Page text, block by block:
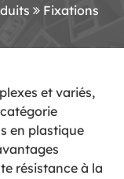
Fixations
et variés,
en plastique
résistance à la